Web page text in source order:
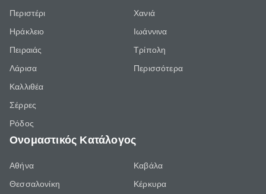
Περιστέρι
Ηράκλειο
Πειραιάς
Λάρισα
Καλλιθέα
Σέρρες
Ρόδος
Χανιά
Ιωάννινα
Τρίπολη
Περισσότερα
Ονομαστικός Κατάλογος
Αθήνα
Θεσσαλονίκη
Καβάλα
Κέρκυρα